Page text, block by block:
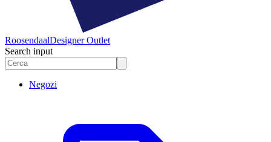
RoosendaalDesigner Outlet
Search input
Negozi